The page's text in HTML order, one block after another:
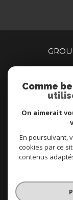
Comme
On aimerait
En poursuivant,
cookies par ce
contenus